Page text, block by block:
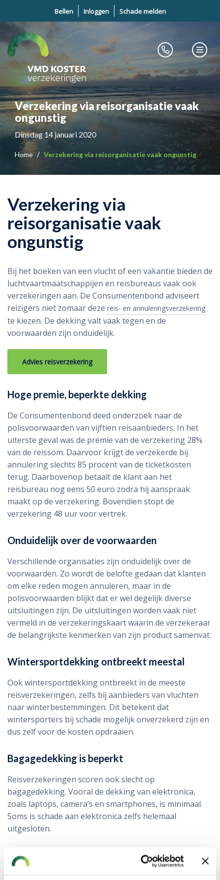
Bellen Inloggen Schade melden
Verzekering via reisorganisatie vaak
ongunstig
Dinsdag 14 januari 2020
Home Verzekering via reisorganisatie vaak ongunstig
Verzekering via
reisorganisatie vaak
ongunstig
Bij het boeken van een vlucht of een vakantie bieden de
luchtvaartmaatschappijen en reisbureaus vaak ook
verzekeringen aan. De Consumentenbond adviseert
reizigers niet zomaar deze reis- en annuleringsverzekering
te kiezen. De dekking valt vaak tegen en de
voorwaarden zijn onduidelijk.
Advies reisverzekering
Hoge premie, beperkte dekking
De Consumentenbond deed onderzoek naar de
polisvoorwaarden van vijftien reisaanbieders. In het
uiterste geval was de premie van de verzekering 28%
van de reissom. Daarvoor krijgt de verzekerde bij
annulering slechts 85 procent van de ticketkosten
terug. Daarbovenop betaalt de klant aan het
reisbureau nog eens 50 euro zodra hij aanspraak
maakt op de verzekering. Bovendien stopt de
verzekering 48 uur voor vertrek.
Onduidelijk over de voorwaarden
Verschillende organisaties zijn onduidelijk over de
voorwaarden. Zo wordt de belofte gedaan dat klanten
om elke reden mogen annuleren, maar in de
polisvoorwaarden blijkt dat er wel degelijk diverse
uitsluitingen zijn. De uitsluitingen worden vaak niet
vermeld in de verzekeringskaart waarin de verzekeraar
de belangrijkste kenmerken van zijn product samenvat.
Wintersportdekking ontbreekt meestal
Ook wintersportdekking ontbreekt in de meeste
reisverzekeringen, zelfs bij aanbieders van vluchten
naar winterbestemmingen. Dit betekent dat
wintersporters bij schade mogelijk onverzekerd zijn en
dus zelf voor de kosten opdraaien.
Bagagedekking is beperkt
Reisverzekeringen scoren ook slecht op
bagagedekking. Vooral de dekking van elektronica,
zoals laptops, camera’s en smartphones, is minimaal.
Soms is schade aan elektronica zelfs helemaal
uitgesloten.
Advies over de reisverzekering